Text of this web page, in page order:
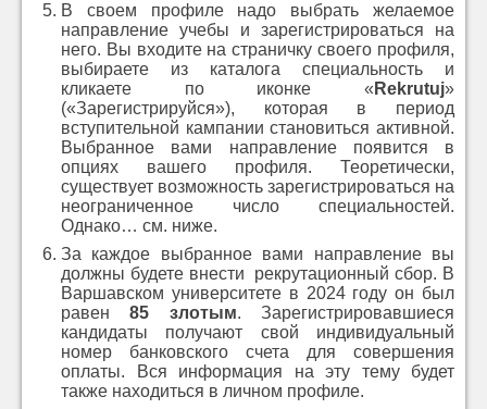
В своем профиле надо выбрать желаемое
направление учебы и зарегистрироваться на
него. Вы входите на страничку своего профиля,
выбираете из каталога специальность и
кликаете по иконке « Rekrutuj»
(«Зарегистрируйся»), которая в период
вступительной кампании становиться активной.
Выбранное вами направление появится в
опциях вашего профиля. Теоретически,
существует возможность зарегистрироваться на
неограниченное число специальностей.
Однако… см. ниже.
За каждое выбранное вами направление вы
должны будете внести рекрутационный сбор. В
Варшавском университете в 2024 году он был
равен85 злотым. Зарегистрировавшиеся
кандидаты получают свой индивидуальный
номер банковского счета для совершения
оплаты. Вся информация на эту тему будет
также находиться в личном профиле.